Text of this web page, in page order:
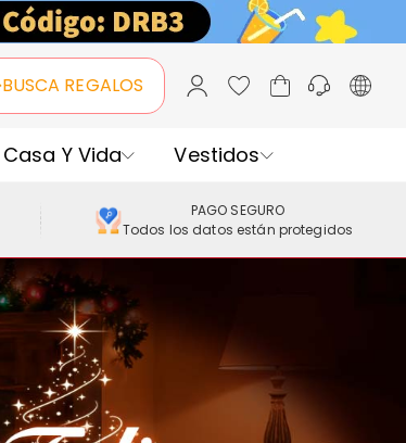
BUSCA REGALOS
Casa Y Vida Vestidos
PAGO SEGURO
Todos los datos están protegidos